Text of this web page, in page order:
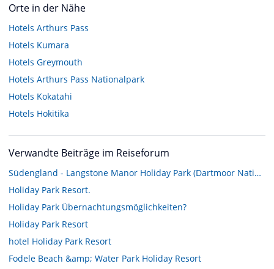
Orte in der Nähe
Hotels Arthurs Pass
Hotels Kumara
Hotels Greymouth
Hotels Arthurs Pass Nationalpark
Hotels Kokatahi
Hotels Hokitika
Verwandte Beiträge im Reiseforum
Südengland - Langstone Manor Holiday Park (Dartmoor National Park)
Holiday Park Resort.
Holiday Park Übernachtungsmöglichkeiten?
Holiday Park Resort
hotel Holiday Park Resort
Fodele Beach &amp; Water Park Holiday Resort